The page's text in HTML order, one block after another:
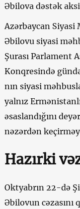
Əbilova dəstək
Azərbaycan Siyasi
Əbilovu siyasi
Şurası Parlament
Konqresində
nın siyasi
yalnız
əsaslandığını
nəzərdən
Hazırki
Oktyabrın 22-də
Əbilovun cəzasını